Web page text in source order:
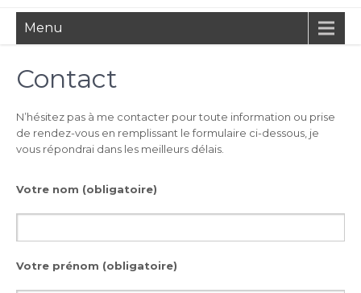
Menu
Contact
N’hésitez pas à me contacter pour toute information ou prise
de rendez-vous en remplissant le formulaire ci-dessous, je
vous répondrai dans les meilleurs délais.
Votre nom (obligatoire)
Votre prénom (obligatoire)